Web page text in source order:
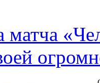
матча